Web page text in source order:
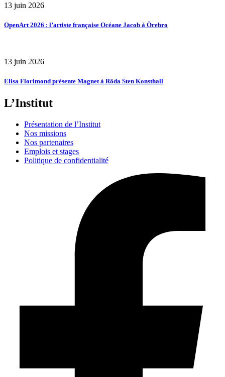
13 juin 2026
OpenArt 2026 : l’artiste française Océane Jacob à Örebro
13 juin 2026
Elisa Florimond présente Magnet à Röda Sten Konsthall
L’Institut
Présentation de l’Institut
Nos missions
Nos partenaires
Emplois et stages
Politique de confidentialité